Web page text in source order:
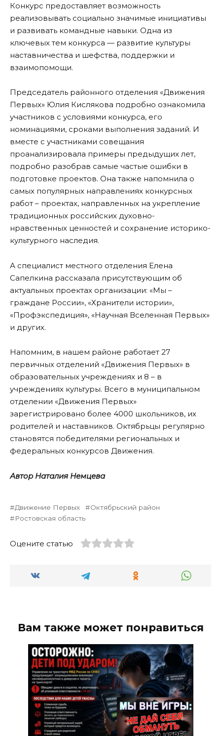
Конкурс предоставляет возможность
реализовывать социально значимые инициативы
и развивать командные навыки. Одна из
ключевых тем конкурса — развитие культуры
наставничества и шефства, поддержки и
взаимопомощи.
Председатель районного отделения «Движения
Первых» Юлия Кислякова подробно ознакомила
участников с условиями конкурса, его
номинациями, сроками выполнения заданий. И
вместе с участниками совещания
проанализировала примеры предыдущих лет,
подробно разобрав самые частые ошибки в
подготовке проектов. Она также напомнила о
самых популярных направлениях конкурсных
работ – проектах, направленных на укрепление
традиционных российских духовно-
нравственных ценностей и сохранение историко-
культурного наследия.
А специалист местного отделения Елена
Сапелкина рассказала присутствующим об
актуальных проектах организации: «Мы –
граждане России», «Хранители истории»,
«Профэкспедиция», «Научная Вселенная Первых»
и других.
Напомним, в нашем районе работает 27
первичных отделений «Движения Первых» в
образовательных учреждениях и 8 – в
учреждениях культуры. Всего в муниципальном
отделении «Движения Первых»
зарегистрировано более 4000 школьников, их
родителей и наставников. Октябрьцы регулярно
становятся победителями региональных и
федеральных конкурсов Движения.
Автор Наталия Немцева
Движение Первых
Октябрьский район
Ростовская область
Оцените статью
Вам также может понравиться